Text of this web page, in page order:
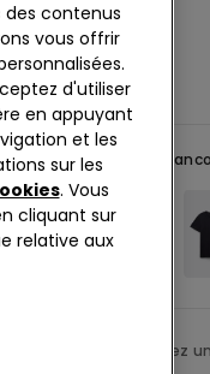
Flammé
à Poche
12,99 €
Couleur:
Sélectionnez
des contenus
vous offrir
d'utiliser
en appuyant
et les
sur les
. Vous
cliquant sur
relative aux